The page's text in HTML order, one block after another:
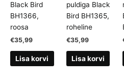
Black Bird
BH1366,
roosa
€35,99
Lisa korvi
puldiga Black
Bird BH1365,
roheline
€35,99
Lisa korvi